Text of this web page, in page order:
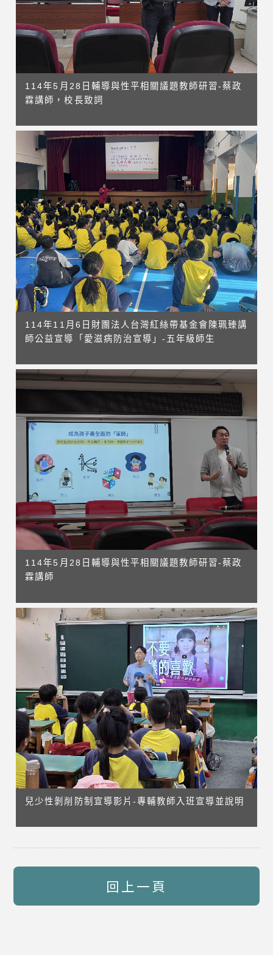
114年5月28日輔導與性平相關議題教師研習-蔡政
霖講師，校長致詞
114年11月6日財團法人台灣紅絲帶基金會陳珮臻講
師公益宣導「愛滋病防治宣導」-五年級師生
114年5月28日輔導與性平相關議題教師研習-蔡政
霖講師
兒少性剝削防制宣導影片-專輔教師入班宣導並說明
回上一頁